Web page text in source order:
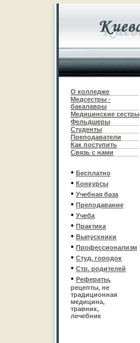
О колледже
Медсестры -
бакалавры
Медицинские сестры
Фельдшеры
Студенты
Преподаватели
Как поступить
Связь с нами
• Бесплатно
• Конкурсы
• Учебная база
• Преподавание
• Учеба
• Практика
• Выпускники
• Профессионализм
• Студ. городок
• Стр. родителей
• Рефераты,
рецепты, не
традиционная
медицина,
травник,
лечебник